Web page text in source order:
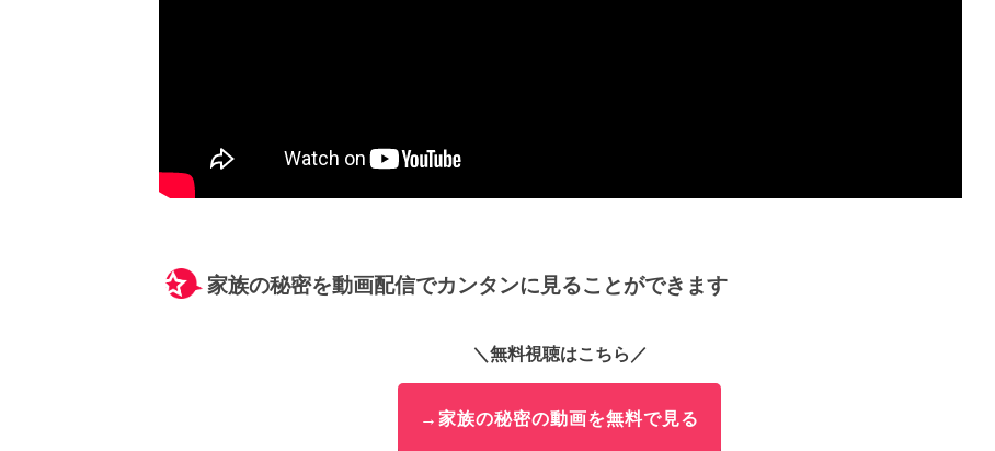
家族の秘密を動画配信でカンタンに見ることができます
＼無料視聴はこちら／
→家族の秘密の動画を無料で見る